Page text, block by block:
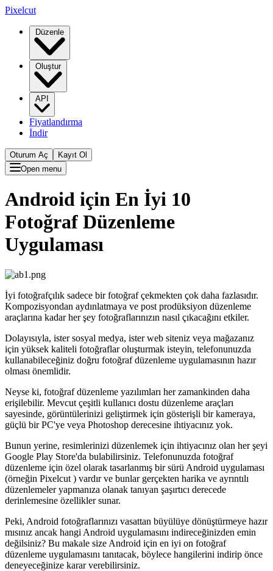
Pixelcut
Düzenle
Oluştur
API
Fiyatlandırma
İndir
Oturum Aç
Kayıt Ol
Open menu
Android için En İyi 10
Fotoğraf Düzenleme
Uygulaması
İyi fotoğrafçılık sadece bir fotoğraf çekmekten çok daha fazlasıdır.
Kompozisyondan aydınlatmaya ve post prodüksiyon düzenleme
araçlarına kadar her şey fotoğraflarınızın nasıl çıkacağını etkiler.
Dolayısıyla, ister sosyal medya, ister web siteniz veya mağazanız
için yüksek kaliteli fotoğraflar oluşturmak isteyin, telefonunuzda
kullanabileceğiniz doğru fotoğraf düzenleme uygulamasının hazır
olması önemlidir.
Neyse ki, fotoğraf düzenleme yazılımları her zamankinden daha
erişilebilir. Mevcut çeşitli kullanıcı dostu düzenleme araçları
sayesinde, görüntülerinizi geliştirmek için gösterişli bir kameraya,
güçlü bir PC'ye veya Photoshop derecesine ihtiyacınız yok.
Bunun yerine, resimlerinizi düzenlemek için ihtiyacınız olan her şeyi
Google Play Store'da bulabilirsiniz. Telefonunuzda fotoğraf
düzenleme için özel olarak tasarlanmış bir sürü Android uygulaması
(örneğin Pixelcut ) vardır ve bunlar gerçekten harika ve ayrıntılı
düzenlemeler yapmanıza olanak tanıyan şaşırtıcı derecede
derinlemesine özellikler sunar.
Peki, Android fotoğraflarınızı vasattan büyülüye dönüştürmeye hazır
mısınız ancak hangi Android uygulamasını indireceğinizden emin
değilsiniz? Bu makale size Android için en iyi on fotoğraf
düzenleme uygulamasını tanıtacak, böylece hangilerini indirip önce
deneyeceğinize karar verebilirsiniz.